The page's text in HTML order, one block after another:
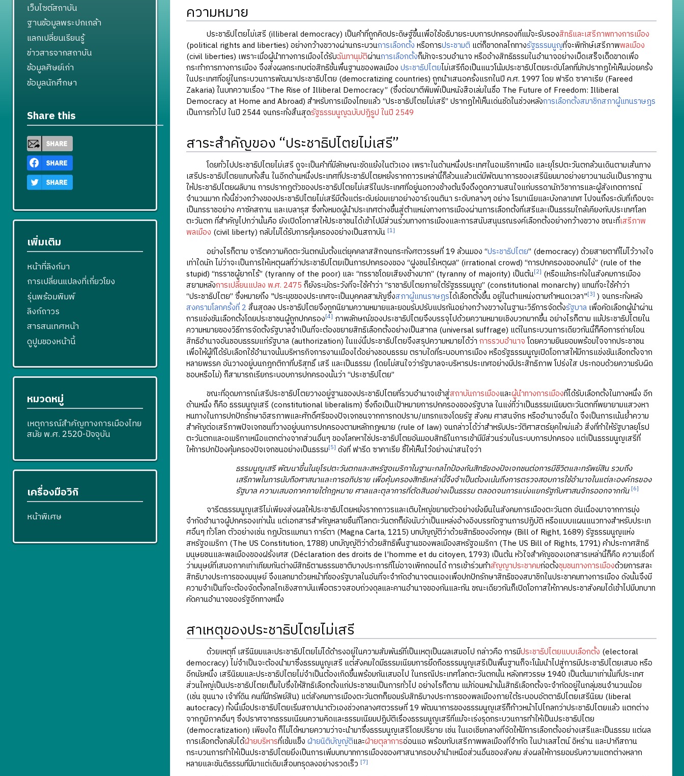
ความหมาย
ประชาธิปไตยไม่เสรี (illiberal democracy) เป็นคำที่ถูกคิดประดิษฐ์ขึ้นเพื่อใช้อธิบายระบบการปกครองที่แม้จะรับรองสิทธิและเสรีภาพทางการเมือง
(political rights and liberties) อย่างกว้างขวางผ่านกระบวนการเลือกตั้ง หรือการประชามติ แต่ก็ขาดกลไกทางรัฐธรรมนูญที่จะพิทักษ์เสรีภาพพลเมือง
(civil liberties) เพราะเมื่อผู้นำทางการเมืองได้รับฉันทานุมัติผ่านการเลือกตั้งก็มักจะรวบอำนาจ หรืออ้างสิทธิธรรมในอำนาจอย่างเบ็ดเสร็จเด็ดขาดเพื่อ
กระทำการทางการเมือง จึงส่งผลกระทบต่อสิทธิขั้นพื้นฐานของพลเมือง ประชาธิปไตยไม่เสรีถือเป็นแนวโน้มประชาธิปไตยระดับโลกที่มักปรากฏให้เห็นบ่อยครั้ง
ในประเทศที่อยู่ในกระบวนการพัฒนาประชาธิปไตย (democratizing countries) ถูกนำเสนอครั้งแรกในปี ค.ศ. 1997 โดย ฟารีด ซาคาเรีย (Fareed
Zakaria) ในบทความเรื่อง “The Rise of Illiberal Democracy” (ซึ่งต่อมาตีพิมพ์เป็นหนังสือเล่มในชื่อ The Future of Freedom: Illiberal
Democracy at Home and Abroad) สำหรับการเมืองไทยแล้ว “ประชาธิปไตยไม่เสรี” ปรากฏให้เห็นเด่นชัดในช่วงหลังการเลือกตั้งสมาชิกสภาผู้แทนราษฎร
เป็นการทั่วไป ในปี 2544 จนกระทั่งสิ้นสุดรัฐธรรมนูญฉบับปฏิรูป ในปี 2549
สาระสำคัญของ “ประชาธิปไตยไม่เสรี”
โดยทั่วไปประชาธิปไตยไม่เสรี ดูจะเป็นคำที่มีลักษณะขัดแย้งในตัวเอง เพราะในด้านหนึ่งประเทศในอเมริกาเหนือ และยุโรปตะวันตกล้วนเดินตามเส้นทาง
เสรีประชาธิปไตยแทบทั้งสิ้น ในอีกด้านหนึ่งประเทศที่ประชาธิปไตยหยั่งรากถาวรเหล่านี้ก็ล้วนแล้วแต่มีพัฒนาการของเสรีนิยมมาอย่างยาวนานอันเป็นรากฐาน
ให้ประชาธิปไตยผลิบาน การปรากฏตัวของประชาธิปไตยไม่เสรีในประเทศที่อยู่นอกวงข้างต้นจึงดึงดูดความสนใจแก่บรรดานักวิชาการและผู้สังเกตการณ์
จำนวนมาก ทั้งนี้ช่วงกว้างของประชาธิปไตยไม่เสรีมีตั้งแต่ระดับย่อมเยาอย่างอาร์เจนตินา ระดับกลางๆ อย่าง โรมาเนียและบังกลาเทศ ไปจนถึงระดับที่เกือบจะ
เป็นทรราชอย่าง คาซัคสถาน และเบลารุส ซึ่งทั้งหมดผู้นำประเทศต่างขึ้นสู่ตำแหน่งทางการเมืองผ่านการเลือกตั้งที่เสรีและเป็นธรรมใกล้เคียงกับประเทศโลก
ตะวันตก ที่สำคัญไปกว่านั้นคือ ยังเปิดโอกาสให้ประชาชนได้เข้าไปมีส่วนร่วมทางการเมืองและการสนับสนุนรณรงค์เลือกตั้งอย่างกว้างขวาง ขณะที่เสรีภาพ
พลเมือง (civil liberty) กลับไม่ได้รับการคุ้มครองอย่างเป็นสถาบัน [1]
อย่างไรก็ตาม จารีตความคิดตะวันตกนับตั้งแต่ยุคคลาสสิกจนกระทั่งศตวรรษที่ 19 ล้วนมอง “ประชาธิปไตย” (democracy) ด้วยสายตาที่ไม่ไว้วางใจ
เท่าใดนัก ไม่ว่าจะเป็นการให้เหตุผลที่ว่าประชาธิปไตยเป็นการปกครองของ “ฝูงชนไร้เหตุผล” (irrational crowd) “การปกครองของคนโง่” (rule of the
stupid) “ทรราชผู้ยากไร้” (tyranny of the poor) และ “ทรราชโดยเสียงข้างมาก” (tyranny of majority) เป็นต้น[2] (หรือแม้กระทั่งในสังคมการเมือง
สยามหลังการเปลี่ยนแปลง พ.ศ. 2475 ก็ยังระมัดระวังที่จะใช้คำว่า “ราชาธิปไตยภายใต้รัฐธรรมนูญ” (constitutional monarchy) แทนที่จะใช้คำว่า
“ประชาธิปไตย” ซึ่งหมายถึง "ประมุขของประเทศจะเป็นบุคคลสามัญซึ่งสภาผู้แทนราษฎรได้เลือกตั้งขึ้น อยู่ในตำแหน่งตามกำหนดเวลา"[3] ) จนกระทั่งหลัง
สงครามโลกครั้งที่ 2 สิ้นสุดลง ประชาธิปไตยจึงถูกนิยามความหมายและยอมรับปรับแปรกันอย่างกว้างขวางในฐานะวิธีการจัดตั้งรัฐบาล เพื่อคัดเลือกผู้นำผ่าน
การแข่งขันเลือกตั้งโดยประชาชนผู้ถูกปกครอง[4] ภาพลักษณ์ของประชาธิปไตยจึงบรรจุไปด้วยความหมายเชิงบวกมากขึ้น อย่างไรก็ตาม แม้ประชาธิปไตยใน
ความหมายของวิธีการจัดตั้งรัฐบาลจำเป็นที่จะต้องขยายสิทธิเลือกตั้งอย่างเป็นสากล (universal suffrage) แต่ในกระบวนการเดียวกันนี้ก็คือการถ่ายโอน
สิทธิอำนาจอันชอบธรรมแก่รัฐบาล (authorization) ในแง่นี้ประชาธิปไตยจึงสรุปความหมายได้ว่า การรวบอำนาจโดยความยินยอมพร้อมใจจากประชาชน
เพื่อให้ผู้ที่ได้รับเลือกใช้อำนาจนั้นบริหารกิจการงานเมืองได้อย่างชอบธรรม ตราบใดที่ระบอบการเมือง หรือรัฐธรรมนูญเปิดโอกาสให้มีการแข่งขันเลือกตั้งจาก
หลายพรรค อันวางอยู่บนกฎกติกาที่บริสุทธิ์ เสรี และเป็นธรรม (โดยไม่สนใจว่ารัฐบาลจะบริหารประเทศอย่างมีประสิทธิภาพ โปร่งใส ประกอบด้วยความรับผิด
ชอบหรือไม่) ก็สามารถเรียกระบอบการปกครองนั้นว่า “ประชาธิปไตย”
ขณะที่อุดมการณ์เสรีประชาธิปไตยวางอยู่ฐานของประชาธิปไตยที่รวบอำนาจเข้าสู่สถาบันการเมืองและผู้นำทางการเมืองที่ได้รับเลือกตั้งในทางหนึ่ง อีก
ด้านหนึ่ง ก็คือ ธรรมนูญเสรี (constitutional liberalism) ซึ่งถือเป็นเป้าหมายการปกครองของรัฐบาล ในแง่ที่ว่าเป็นธรรมเนียมตะวันตกที่พยายามแสวงหา
หนทางในการปกปักรักษาอิสรภาพและศักดิ์ศรีของปัจเจกชนจากการกดปราบ/แทรกแซงโดยรัฐ สังคม ศาสนจักร หรืออำนาจอื่นใด จึงเป็นการเน้นย้ำความ
สำคัญต่อเสรีภาพปัจเจกชนที่วางอยู่บนการปกครองตามหลักกฎหมาย (rule of law) จนกล่าวได้ว่าสำหรับประวัติศาสตร์ยุคใหม่แล้ว สิ่งที่ทำให้รัฐบาลยุโรป
ตะวันตกและอเมริกาเหนือแตกต่างจากส่วนอื่นๆ ของโลกหาใช่ประชาธิปไตยอันมอบสิทธิในการเข้ามีมีส่วนร่วมในระบบการปกครอง แต่เป็นธรรมนูญเสรีที่
ให้การปกป้องคุ้มครองปัจเจกชนอย่างเป็นธรรม[5] ดังที่ ฟารีด ซาคาเรีย ชี้ให้เห็นไว้อย่างน่าสนใจว่า
ธรรมนูญเสรี พัฒนาขึ้นในยุโรปตะวันตกและสหรัฐอเมริกาในฐานะกลไกป้องกันสิทธิของปัจเจกชนต่อการมีชีวิตและทรัพย์สิน รวมถึง
เสรีภาพในการนับถือศาสนาและการอภิปราย เพื่อคุ้มครองสิทธิเหล่านี้จึงจำเป็นต้องเน้นถึงการตรวจสอบการใช้อำนาจในแต่ละองค์กรของ
รัฐบาล ความเสมอภาคภายใต้กฎหมาย ศาลและตุลาการที่ตัดสินอย่างเป็นธรรม ตลอดจนการแบ่งแยกรัฐกับศาสนจักรออกจากกัน [6]
จารีตธรรมนูญเสรีไม่เพียงส่งผลให้ประชาธิปไตยหยั่งรากถาวรและเติบใหญ่ขยายตัวอย่างยั่งยืนในสังคมการเมืองตะวันตก อันเนื่องมาจากการมุ่ง
จำกัดอำนาจผู้ปกครองเท่านั้น แต่เอกสารสำคัญหลายชิ้นที่โลกตะวันตกก็ยังนับว่าเป็นแหล่งอ้างอิงบรรทัดฐานการปฏิบัติ หรือแบบแผนแนวทางสำหรับประเท
ศอื่นๆ ทั่วโลก ตัวอย่างเช่น กฎบัตรแมกนา การ์ตา (Magna Carta, 1215) บทบัญญัติว่าด้วยสิทธิของอังกฤษ (Bill of Right, 1689) รัฐธรรมนูญแห่ง
สหรัฐอเมริกา (The US Constitution, 1788) บทบัญญัติว่าด้วยสิทธิพื้นฐานของพลเมืองสหรัฐอเมริกา (The US Bill of Rights, 1791) คำประกาศสิทธิ
มนุษยชนและพลเมืองของฝรั่งเศส (Déclaration des droits de l'homme et du citoyen, 1793) เป็นต้น หัวใจสำคัญของเอกสารเหล่านี้ก็คือ ความเชื่อที่
ว่ามนุษย์ที่เสมอภาคเท่าเทียมกันต่างมีสิทธิตามธรรมชาติบางประการที่ไม่อาจเพิกถอนได้ การเข้าร่วมทำสัญญาประชาคมก่อตั้งชุมชนทางการเมืองด้วยการสละ
สิทธิบางประการของมนุษย์ จึงแลกมาด้วยหน้าที่ของรัฐบาลในอันที่จะจำกัดอำนาจตนเองเพื่อปกปักรักษาสิทธิของสมาชิกในประชาคมทางการเมือง ดังนั้นจึงมี
ความจำเป็นที่จะต้องจัดตั้งกลไกเชิงสถาบันเพื่อตรวจสอบถ่วงดุลและคานอำนาจของกันและกัน ขณะเดียวกันก็เปิดโอกาสให้ภาคประชาสังคมได้เข้าไปมีบทบาท
คัดคานอำนาจของรัฐอีกทางหนึ่ง
สาเหตุของประชาธิปไตยไม่เสรี
ด้วยเหตุที่ เสรีนิยมและประชาธิปไตยไม่ได้ดำรงอยู่ในความสัมพันธ์ที่เป็นเหตุเป็นผลเสมอไป กล่าวคือ การมีประชาธิปไตยแบบเลือกตั้ง (electoral
democracy) ไม่จำเป็นจะต้องนำมาซึ่งธรรมนูญเสรี แต่สังคมใดมีธรรมเนียมการยึดถือธรรมนูญเสรีเป็นพื้นฐานก็จะโน้มนำไปสู่การมีประชาธิปไตยเสมอ หรือ
อีกนัยหนึ่ง เสรีนิยมและประชาธิปไตยไม่จำเป็นต้องเกิดขึ้นพร้อมกันเสมอไป ในกรณีประเทศโลกตะวันตกนั้น หลังทศวรรษ 1940 เป็นต้นมาเท่านั้นที่ประเทศ
ส่วนใหญ่เป็นประชาธิปไตยเต็มใบซึ่งให้สิทธิเลือกตั้งแก่ประชาชนเป็นการทั่วไป อย่างไรก็ตาม แม้ก่อนหน้านั้นสิทธิเลือกตั้งจะจำกัดอยู่ในกลุ่มชนจำนวนน้อย
(เช่น ขุนนาง เจ้าที่ดิน คนที่มีทรัพย์สิน) แต่สังคมการเมืองตะวันตกก็ยอมรับสิทธิบางประการของพลเมืองภายใต้ระบอบอัตตาธิปไตยเสรีนิยม (liberal
autocracy) ทั้งนี้เมื่อประชาธิปไตยเริ่มสถาปนาตัวเองช่วงกลางศตวรรษที่ 19 พัฒนาการของธรรมนูญเสรีก็ก้าวหน้าไปไกลกว่าประชาธิปไตยแล้ว แตกต่าง
จากภูมิภาคอื่นๆ ซึ่งปราศจากธรรมเนียมความคิดและธรรมเนียมปฏิบัติเรื่องธรรมนูญเสรีที่แม้จะเร่งรุดกระบวนการทำให้เป็นประชาธิปไตย
(democratization) เพียงใด ก็ไม่ได้หมายความว่าจะนำมาซึ่งธรรมนูญเสรีโดยปริยาย เช่น ในเอเชียกลางที่จัดให้มีการเลือกตั้งอย่างเสรีและเป็นธรรม แต่ผล
การเลือกตั้งกลับได้ฝ่ายบริหารที่เข้มแข็ง ฝ่ายนิติบัญญัติและฝ่ายตุลาการอ่อนแอ พร้อมกับเสรีภาพพลเมืองที่จำกัด ในปาเลสไตน์ อิหร่าน และปากีสถาน
กระบวนการทำให้เป็นประชาธิปไตยยิ่งเป็นการเพิ่มบทบาทการเมืองของศาสนาครอบงำนำเหนือส่วนอื่นของสังคม ส่งผลให้การยอมรับความแตกต่างหลาก
หลายและขันติธรรมที่มีมาแต่เดิมเสื่อมทรุดลงอย่างรวดเร็ว [7]
เว็บไซต์สถาบัน
ฐานข้อมูลพระปกเกล้า
แลกเปลี่ยนเรียนรู้
ข่าวสารจากสถาบัน
ข้อมูลศิษย์เก่า
ข้อมูลนักศึกษา
Share this
เพิ่มเติม
หน้าที่ลิงก์มา
การเปลี่ยนแปลงที่เกี่ยวโยง
รุ่นพร้อมพิมพ์
ลิงก์ถาวร
สารสนเทศหน้า
ดูปูมของหน้านี้
หมวดหมู่
เหตุการณ์สำคัญทางการเมืองไทย
สมัย พ.ศ. 2520-ปัจจุบัน
เครื่องมือวิกิ
หน้าพิเศษ